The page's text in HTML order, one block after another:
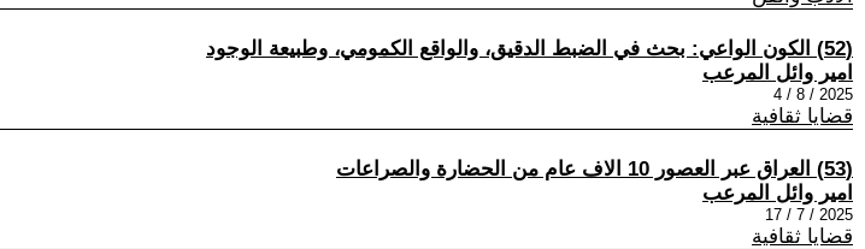
(52) الكون الواعي: بحث في الضبط الدقيق، والواقع الكمومي، وطبيعة الوجود
امير وائل المرعب
2025 / 8 / 4
قضايا ثقافية
(53) العراق عبر العصور 10 الاف عام من الحضارة والصراعات
امير وائل المرعب
2025 / 7 / 17
قضايا ثقافية